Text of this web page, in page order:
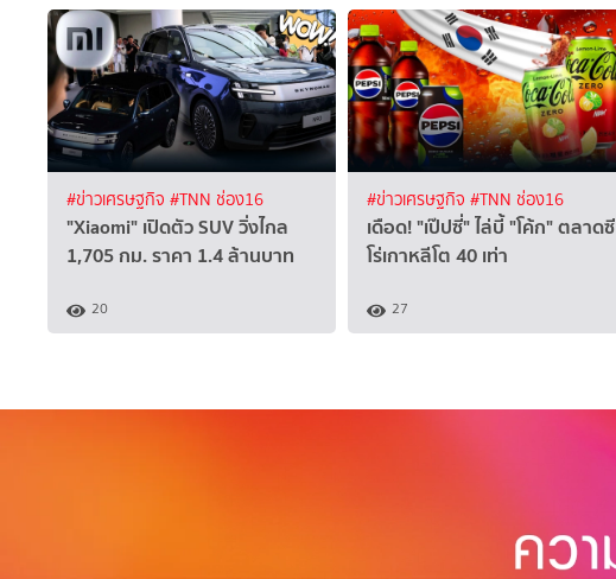
#ข่าวเศรษฐกิจ #TNN ช่อง16
"Xiaomi" เปิดตัว SUV วิ่งไกล
1,705 กม. ราคา 1.4 ล้านบาท
20
#ข่าวเศรษฐกิจ #TNN ช่อง16
เดือด! "เป๊ปซี่" ไล่บี้ "โค้ก" ตลาดซี
โร่เกาหลีโต 40 เท่า
27